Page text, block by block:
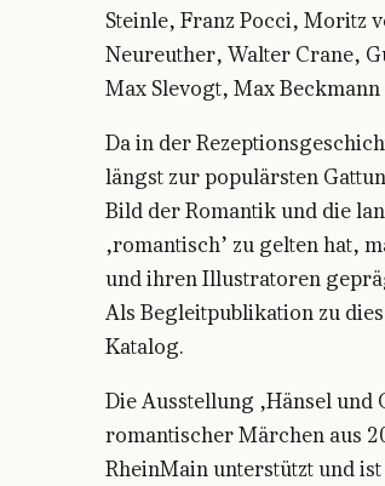
Steinle, Franz Pocci, Moritz
Neureuther, Walter Crane,
Max Slevogt, Max
Da in der
längst zur populärsten
Bild der Romantik und die
‚romantisch’ zu gelten hat,
und ihren Illustratoren
Als Begleitpublikation zu
Katalog.
Die Ausstellung ‚Hänsel
romantischer Märchen aus
RheinMain unterstützt und ist